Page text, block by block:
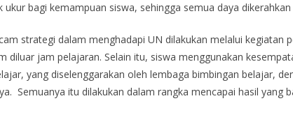
bagi kemampuan siswa, sehingga semua daya
strategi dalam menghadapi UN dilakukan melalui kegiatan
diluar jam pelajaran. Selain itu, siswa menggunakan
yang diselenggarakan oleh lembaga bimbingan belajar,
Semuanya itu dilakukan dalam rangka mencapai hasil yang